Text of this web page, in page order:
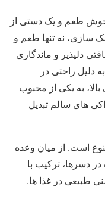
طعم و یک دستی از
‌سازی، نه ‌تنها طعم و
دلپذیر و ماندگاری
دلیل راحتی در
به یکی از محبوب
‌های سالم تبدیل
است. از میان ‌وعده
دسرها، ترکیب با
طبیعی در غذا ها.